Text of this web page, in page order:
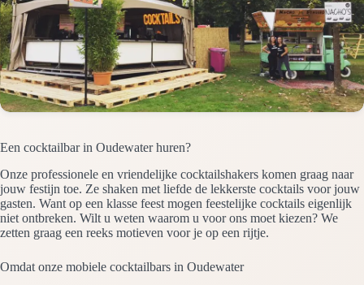
Een cocktailbar in Oudewater huren?
Onze professionele en vriendelijke cocktailshakers komen graag naar
jouw festijn toe. Ze shaken met liefde de lekkerste cocktails voor jouw
gasten. Want op een klasse feest mogen feestelijke cocktails eigenlijk
niet ontbreken. Wilt u weten waarom u voor ons moet kiezen? We
zetten graag een reeks motieven voor je op een rijtje.
Omdat onze mobiele cocktailbars in Oudewater